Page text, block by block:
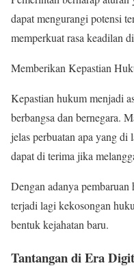
dapat mengurangi potensi
memperkuat rasa keadilan
Memberikan Kepastian
Kepastian hukum menjadi
berbangsa dan bernegara.
jelas perbuatan apa yang
dapat di terima jika
Dengan adanya
terjadi lagi kekosongan
bentuk kejahatan baru.
Tantangan di Era